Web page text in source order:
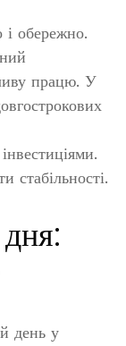
і обережно.
працю. У
стабільності.
день у